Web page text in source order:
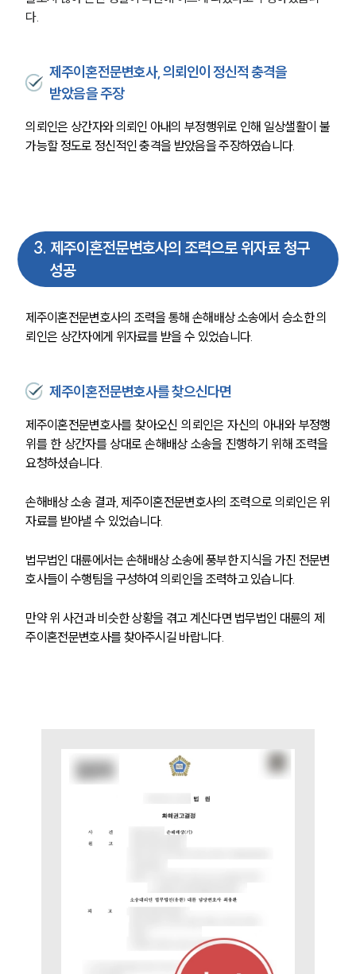
부소개
글로벌 파트너 로펌
고객의 소리
AI대륜
다.
제주이혼전문변호사, 의뢰인이 정신적 충격을
받았음을 주장
의뢰인은 상간자와 의뢰인 아내의 부정행위로 인해 일상샐활이 불
가능할 정도로 정신적인 충격을 받았음을 주장하였습니다.
3. 제주이혼전문변호사의 조력으로 위자료 청구
성공
제주이혼전문변호사의 조력을 통해 손해배상 소송에서 승소한 의
뢰인은 상간자에게 위자료를 받을 수 있었습니다.
제주이혼전문변호사를 찾으신다면
제주이혼전문변호사를 찾아오신 의뢰인은 자신의 아내와 부정행
위를 한 상간자를 상대로 손해배상 소송을 진행하기 위해 조력을
요청하셨습니다.
손해배상 소송 결과, 제주이혼전문변호사의 조력으로 의뢰인은 위
자료를 받아낼 수 있었습니다.
법무법인 대륜에서는 손해배상 소송에 풍부한 지식을 가진 전문변
호사들이 수행팀을 구성하여 의뢰인을 조력하고 있습니다.
만약 위 사건과 비슷한 상황을 겪고 계신다면 법무법인 대륜의 제
주이혼전문변호사를 찾아주시길 바랍니다.